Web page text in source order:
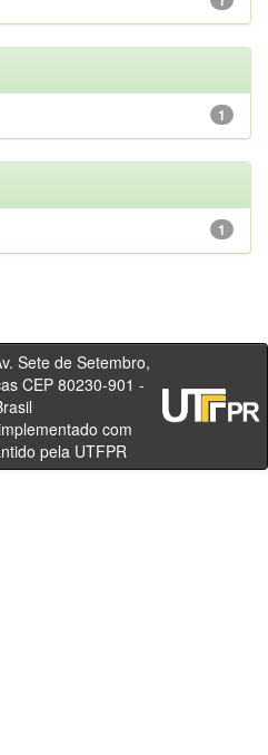
1
1
Setembro,
CEP 80230-901 -
PR - Brasil
com
pela UTFPR